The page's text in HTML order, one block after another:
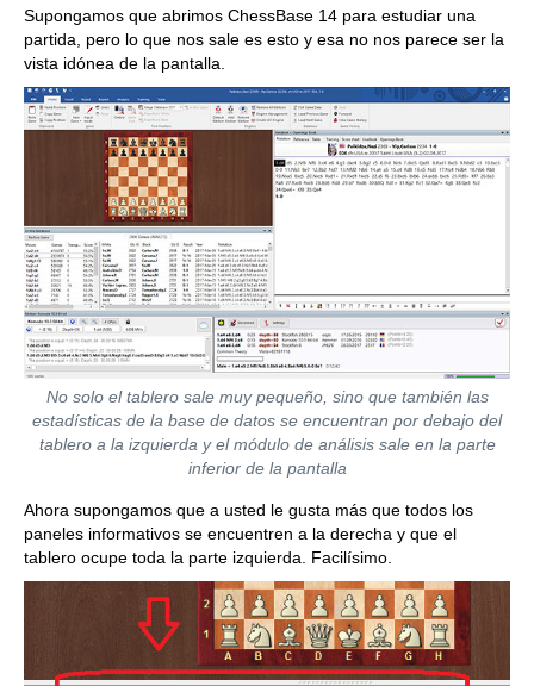
more personalised approach than ever before.
Supongamos que abrimos ChessBase 14 para estudiar una
partida, pero lo que nos sale es esto y esa no nos parece ser la
vista idónea de la pantalla.
No solo el tablero sale muy pequeño, sino que también las
estadísticas de la base de datos se encuentran por debajo del
tablero a la izquierda y el módulo de análisis sale en la parte
inferior de la pantalla
Ahora supongamos que a usted le gusta más que todos los
paneles informativos se encuentren a la derecha y que el
tablero ocupe toda la parte izquierda. Facilísimo.